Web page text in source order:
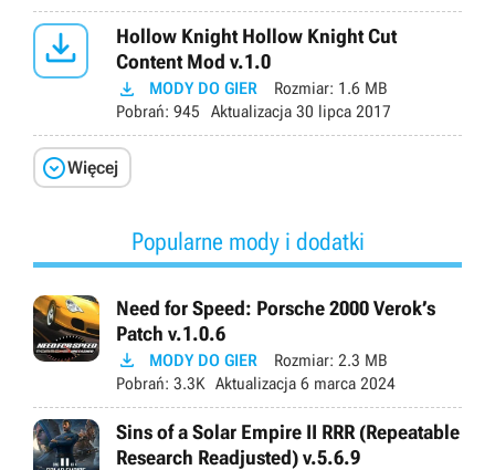

Hollow Knight Hollow Knight Cut
Content Mod v.1.0
 MODY DO GIER Rozmiar: 1.6 MB
Pobrań: 945 Aktualizacja 30 lipca 2017
Więcej
Popularne mody i dodatki
Need for Speed: Porsche 2000 Verok’s
Patch v.1.0.6
 MODY DO GIER Rozmiar: 2.3 MB
Pobrań: 3.3K Aktualizacja 6 marca 2024
Sins of a Solar Empire II RRR (Repeatable
Research Readjusted) v.5.6.9